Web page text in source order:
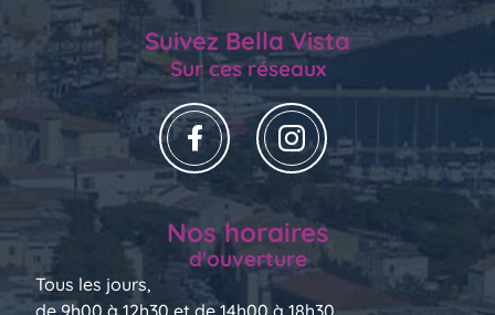
Suivez Bella Vista
Sur ces réseaux
Nos horaires
d'ouverture
Tous les jours,
de 9h00 à 12h30 et de 14h00 à 18h30